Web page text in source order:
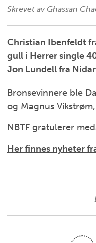
Skrevet av Ghassan
Christian Ibenfeldt
gull i Herrer single
Jon Lundell fra
Bronsevinnere ble
og Magnus Vikstrøm,
NBTF gratulerer
Her finnes nyheter